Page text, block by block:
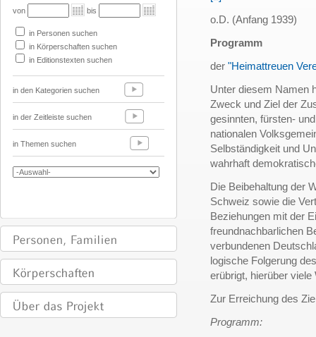
von bis
in Personen suchen
in Körperschaften suchen
in Editionstexten suchen
in den Kategorien suchen
in der Zeitleiste suchen
in Themen suchen
o.D. (Anfang 1939)
Programm
der "Heimattreuen
Unter diesem Namen
Zweck und Ziel der
gesinnten, fürsten-
nationalen
Selbständigkeit und
wahrhaft
Die Beibehaltung der
Schweiz sowie die
Beziehungen mit der
freundnachbarlichen
verbundenen
logische Folgerung
erübrigt, hierüber
Zur Erreichung des
Programm: